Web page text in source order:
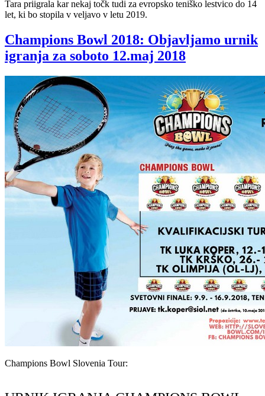
Tara priigrala kar nekaj točk tudi za evropsko teniško lestvico do 14
let, ki bo stopila v veljavo v letu 2019.
Champions Bowl 2018: Objavljamo urnik
igranja za soboto 12.maj 2018
Champions Bowl Slovenia Tour: